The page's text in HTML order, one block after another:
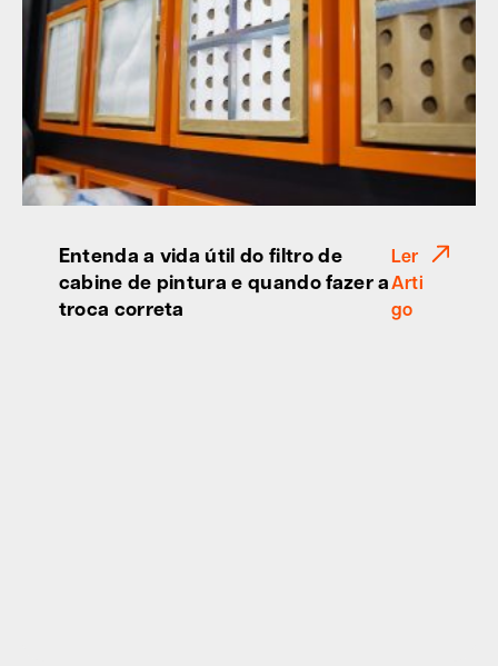
Entenda a vida útil do filtro de
cabine de pintura e quando fazer a
troca correta
Ler
Arti
go